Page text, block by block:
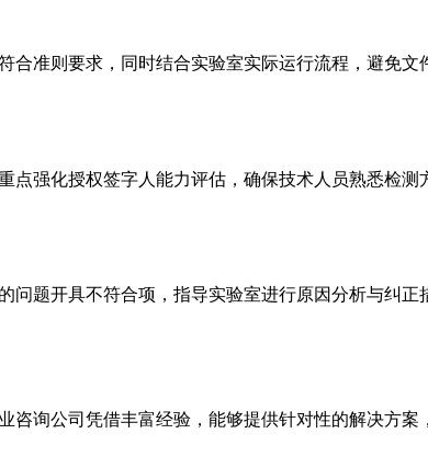
准则要求，同时结合实验室实际运行流程，避免
点强化授权签字人能力评估，确保技术人员熟悉检
问题开具不符合项，指导实验室进行原因分析与纠
询公司凭借丰富经验，能够提供针对性的解决方案